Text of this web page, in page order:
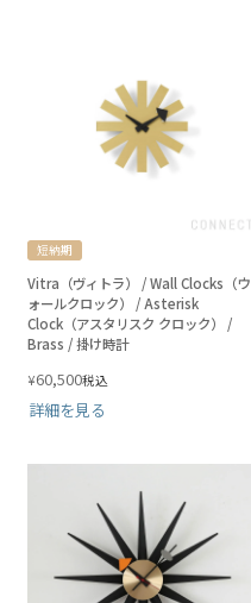
短納期
Vitra（ヴィトラ） / Wall Clocks（ウ
ォールクロック） / Asterisk
Clock（アスタリスク クロック） /
Brass / 掛け時計
¥60,500税込
詳細を見る